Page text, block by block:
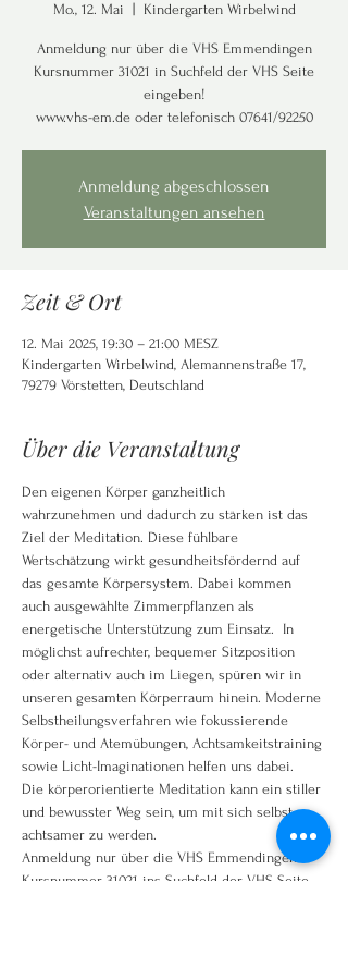
Mo., 12. Mai Kindergarten Wirbelwind
Anmeldung nur über die VHS Emmendingen
Kursnummer 31021 in Suchfeld der VHS Seite
eingeben!
www.vhs-em.de oder telefonisch 07641/92250
Anmeldung abgeschlossen
Veranstaltungen ansehen
Zeit & Ort
12. Mai 2025, 19:30 – 21:00 MESZ
Kindergarten Wirbelwind, Alemannenstraße 17,
79279 Vörstetten, Deutschland
Über die Veranstaltung
Den eigenen Körper ganzheitlich
wahrzunehmen und dadurch zu stärken ist das
Ziel der Meditation. Diese fühlbare
Wertschätzung wirkt gesundheitsfördernd auf
das gesamte Körpersystem. Dabei kommen
auch ausgewählte Zimmerpflanzen als
energetische Unterstützung zum Einsatz.  In
möglichst aufrechter, bequemer Sitzposition
oder alternativ auch im Liegen, spüren wir in
unseren gesamten Körperraum hinein. Moderne
Selbstheilungsverfahren wie fokussierende
Körper- und Atemübungen, Achtsamkeitstraining
sowie Licht-Imaginationen helfen uns dabei.
Die körperorientierte Meditation kann ein stiller
und bewusster Weg sein, um mit sich selbst
achtsamer zu werden.
Anmeldung nur über die VHS Emmendingen
Kursnummer 31021 ins Suchfeld der VHS Seite